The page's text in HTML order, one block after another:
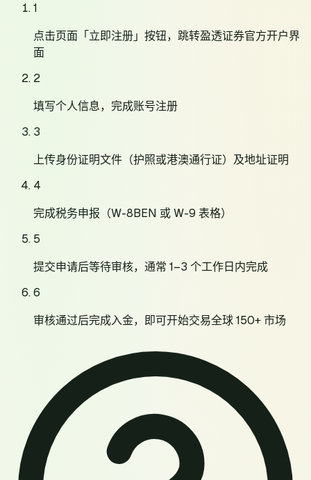
1
点击页面「立即注册」按钮，跳转盈透证券官方开户界
面
2
填写个人信息，完成账号注册
3
上传身份证明文件（护照或港澳通行证）及地址证明
4
完成税务申报（W-8BEN 或 W-9 表格）
5
提交申请后等待审核，通常 1–3 个工作日内完成
6
审核通过后完成入金，即可开始交易全球 150+ 市场